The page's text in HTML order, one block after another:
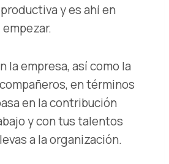
y es ahí en
la empresa, así como la
en términos
en la contribución
y con tus talentos
a la organización.